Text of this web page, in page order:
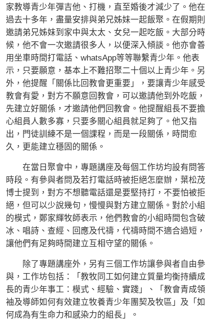
家教導青少年彈吉他、打機，直至婚後才減少了。他在
過去十多年，盡量安排與弟兄姊妹一起飯聚。在假期則
邀請弟兄姊妹到家中與太太、女兒一起吃飯。大部分時
候，他不會一次邀請很多人，以便深入傾談。他亦會善
用坐車時間打電話、whatsApp等等聯繫青少年。他表
示，只要願意，基本上不難招聚二十個以上青少年。另
外，他提醒「關係比回教會更重要」，要讓青少年感受
教會有愛，對方不願意回教會，可以邀請他到外吃飯，
先建立好關係，才邀請他們回教會。他提醒組長不要擔
心組員人數多寡，只要多關心組員就足夠了。他又指
出，門徒訓練不是一個課程，而是一段關係，時間愈
久，更能建立穩固的關係。
在當日聚會中，專題講座及每個工作坊均設有問答
時段。有參與者問及若打電話時被拒絕怎麼辦，葉松茂
博士提到，對方不想聽電話還是要堅持打，不要怕被拒
絕，但可以少說幾句，慢慢與對方建立關係。對於小組
的模式，鄭家輝牧師表示，他們教會的小組時間包含破
冰、唱詩、查經、回應及代禱，代禱時間不適合過短，
讓他們有足夠時間建立互相守望的關係。
除了專題講座外，另有三個工作坊讓參與者自由參
與，工作坊包括：「教牧同工如何建立質量均衡持續成
長的青少年事工：模式、經驗、實踐」、「教會青成領
袖及導師如何有效建立牧養青少年團契及牧區」及「如
何成為有生命力和感染力的組長」。